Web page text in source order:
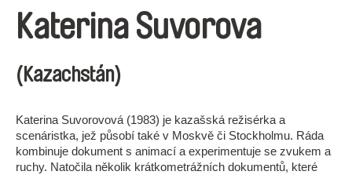
Katerina Suvorova
(Kazachstán)
Katerina Suvorovová (1983) je kazašská režisérka a
scenáristka, jež působí také v Moskvě či Stockholmu. Ráda
kombinuje dokument s animací a experimentuje se zvukem a
ruchy. Natočila několik krátkometrážních dokumentů, které